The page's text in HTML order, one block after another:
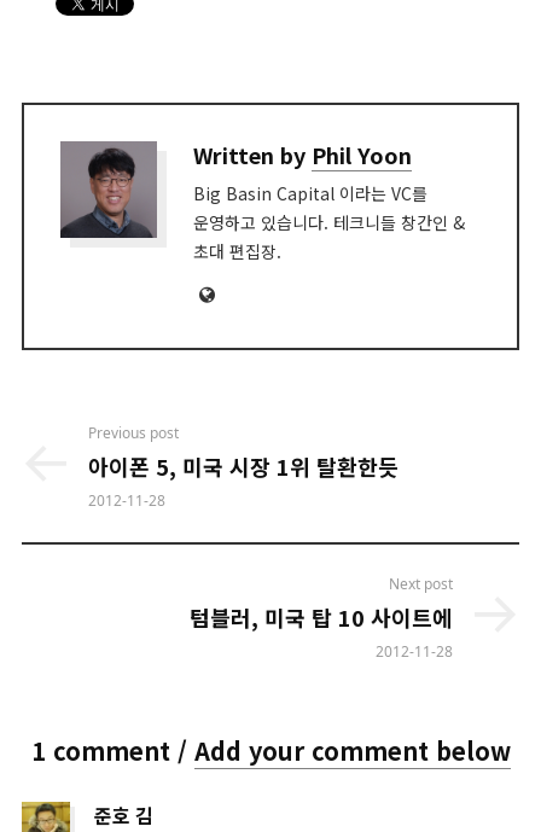
Written by Phil Yoon
Big Basin Capital 이라는 VC를
운영하고 있습니다. 테크니들 창간인 &
초대 편집장.
Website
navigation
Previous post
아이폰 5, 미국 시장 1위 탈환한듯
2012-11-28
Next post
텀블러, 미국 탑 10 사이트에
2012-11-28
1 comment / Add your comment below
준호 김